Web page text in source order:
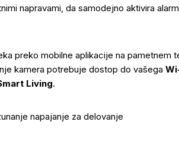
napravami, da samodejno aktivira
preko mobilne aplikacije na pametnem
kamera potrebuje dostop do vašega
Living.
napajanje za delovanje